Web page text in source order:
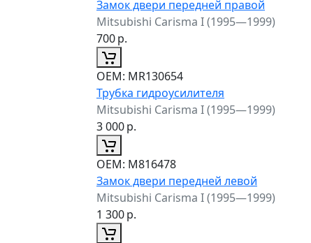
Замок двери передней правой
Mitsubishi Carisma I (1995—1999)
700р.
ОЕМ: MR130654
Трубка гидроусилителя
Mitsubishi Carisma I (1995—1999)
3 000р.
ОЕМ: M816478
Замок двери передней левой
Mitsubishi Carisma I (1995—1999)
1 300р.